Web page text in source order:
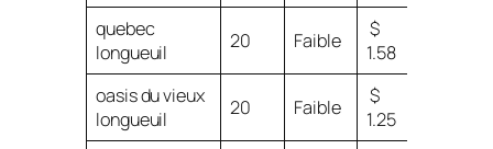
quebec
longueuil
20 Faible
$
1.58
oasis du vieux
longueuil
20 Faible
$
1.25